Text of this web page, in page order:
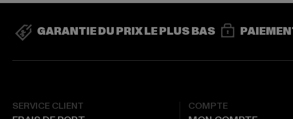
GARANTIE DU PRIX LE PLUS BAS
SERVICE CLIENT COMPTE